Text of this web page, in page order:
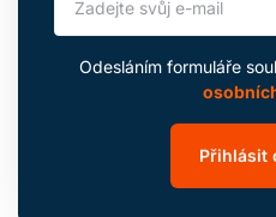
Odesláním formuláře
Přihlásit